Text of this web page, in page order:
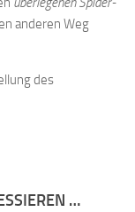
anderen Weg
des
…